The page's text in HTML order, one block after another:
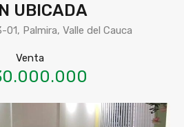
UBICADA
Palmira, Valle del Cauca
Venta